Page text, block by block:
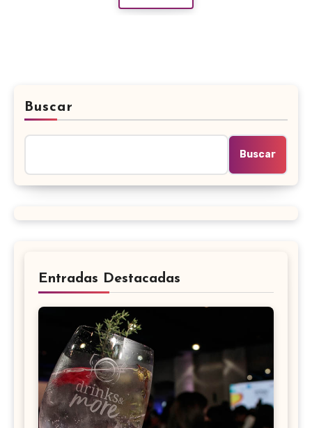
Buscar
Buscar
Entradas Destacadas